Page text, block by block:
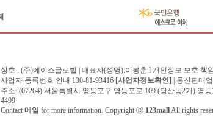
상호 : (주)에이스글로벌 | 대표자(성명):이봉훈 l 개인정보 보호 책
사업자 등록번호 안내 130-81-93416 [사업자정보확인]
| 통신판매
주소: (07264) 서울특별시 영등포구 영등포로 109 (당산동2가) 영
4499
Contact 메일 for more information. Copyright ⓒ 123mallAll rights